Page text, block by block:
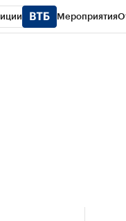
Мероприятия